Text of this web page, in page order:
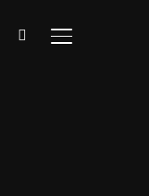
BASCULER